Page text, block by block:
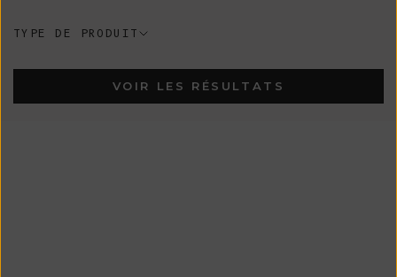
TYPE DE PRODUIT
VOIR LES RÉSULTATS